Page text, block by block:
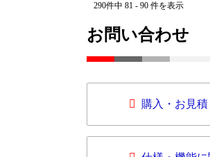
290件中 81 - 90 件を表示
お問い合わせ
購入・お見